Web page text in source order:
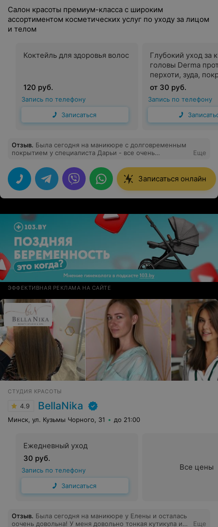
Салон красоты премиум-класса с широким
ассортиментом косметических услуг по уходу за лицом
и телом
Коктейль для здоровья волос
120 руб.
Запись по телефону
Записаться
Глубокий уход за
головы Derma
перхоти, зуда,
от 30 руб.
Запись по телефону
Отзыв. Была сегодня на маникюре с долговременным
покрытием у специалиста Дарьи - все очень
очень качественно и быстро, при этом ни разу не
порезали и не сделали больно, чему я очень рада.
Хотелось бы еще отметить, что администратор очень
приветливая и внимательная - спасибо салону за такой
сервис и хорошее настроение :))
Еще
Записаться онлайн
ЭФФЕКТИВНАЯ РЕКЛАМА НА САЙТЕ
СТУДИЯ КРАСОТЫ
4.9 BellaNika
Минск, ул. Кузьмы Чорного, 31 до 21:00
Ежедневный уход
30 руб.
Запись по телефону
Записаться
Все цены
Отзыв. Была сегодня на маникюре у Елены и осталась
оочень довольна! У меня довольно тонкая кутикула и
Еще